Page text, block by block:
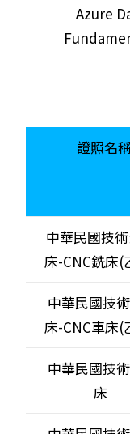
Azure
證照名
中華民國技
床-CNC銑床(
中華民國技
床-CNC車床(
中華民國技
床